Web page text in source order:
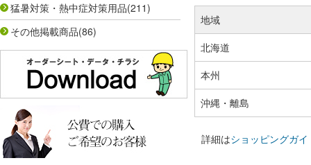
猛暑対策・熱中症対策用品(211)
その他掲載商品(86)
地域
北海道
本州
沖縄・離島
詳細はショッピングガイ